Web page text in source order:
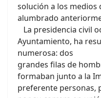
solución a los medios
alumbrado
La presidencia civil
Ayuntamiento, ha
numerosa: dos
grandes filas de
formaban junto a la
preferente personas,